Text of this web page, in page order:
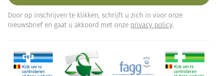
Door op inschrijven te klikken, schrijft u zich in voor onze
nieuwsbrief en gaat u akkoord met onze privacy policy.